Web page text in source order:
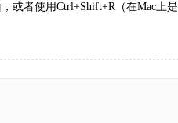
或者使用Ctrl+Shift+R（在Mac上是